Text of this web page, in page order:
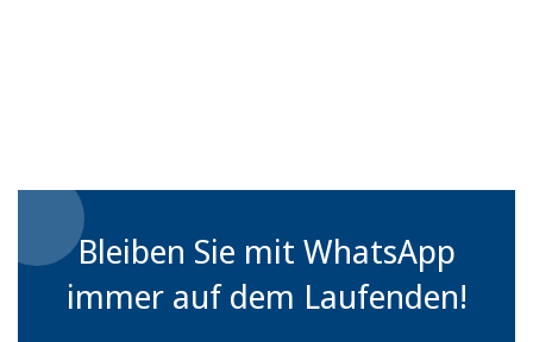
Bleiben Sie mit WhatsApp
immer auf dem Laufenden!